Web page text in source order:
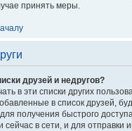
принять меры.
друзей и недругов?
в эти списки других
в список друзей,
получения быстрого
сейчас в сети, и для